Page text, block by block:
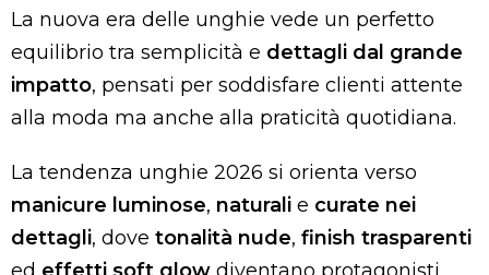
La nuova era delle unghie vede un perfetto
equilibrio tra semplicità e dettagli dal grande
impatto, pensati per soddisfare clienti attente
alla moda ma anche alla praticità quotidiana.
La tendenza unghie 2026 si orienta verso
manicure luminose, naturali e curate nei
dettagli, dove tonalità nude, finish trasparenti